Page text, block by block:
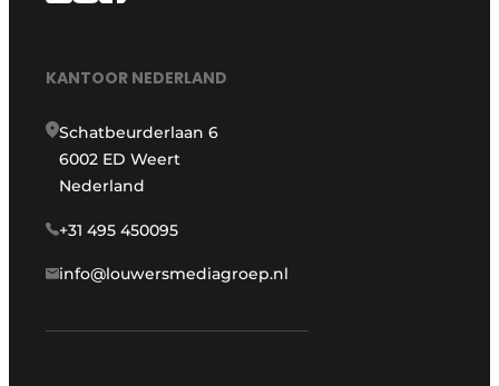
KANTOOR NEDERLAND
Schatbeurderlaan 6
6002 ED Weert
Nederland
+31 495 450095
info@louwersmediagroep.nl